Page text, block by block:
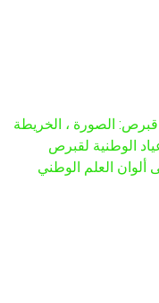
الصورة ، الخريطة
الوطنية لقبرص
ألوان العلم الوطني